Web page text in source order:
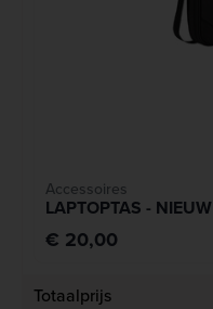
Accessoires
LAPTOPTAS - NIEUW
€ 20,00
Totaalprijs